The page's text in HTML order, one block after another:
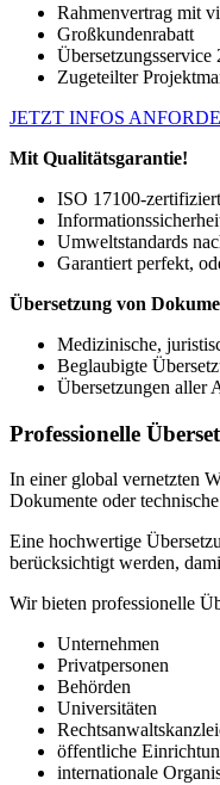
Rahmenvertrag mit
Großkundenrabatt
Übersetzungsservice
Zugeteilter
JETZT INFOS
Mit Qualitätsgarantie!
ISO 17100-zertifiziert
Umweltstandards
Garantiert perfekt,
Übersetzung von
Medizinische,
Beglaubigte
Übersetzungen aller
Professionelle
In einer global vernetzten
Dokumente oder
Eine hochwertige
berücksichtigt werden,
Wir bieten professionelle
Unternehmen
Privatpersonen
Behörden
Universitäten
öffentliche
internationale